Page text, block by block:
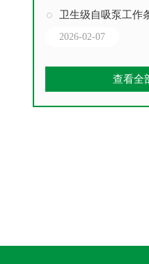
卫生级自吸泵工作条件：
2026-02-07
查看全